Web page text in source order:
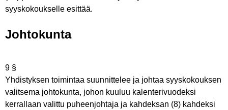
syyskokoukselle esittää.
Johtokunta
9 §
Yhdistyksen toimintaa suunnittelee ja johtaa syyskokouksen
valitsema johtokunta, johon kuuluu kalenterivuodeksi
kerrallaan valittu puheenjohtaja ja kahdeksan (8) kahdeksi